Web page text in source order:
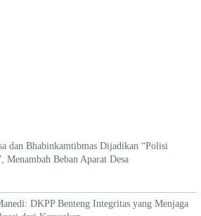
dan Bhabinkamtibmas Dijadikan “Polisi
Menambah Beban Aparat Desa
DKPP Benteng Integritas yang Menjaga